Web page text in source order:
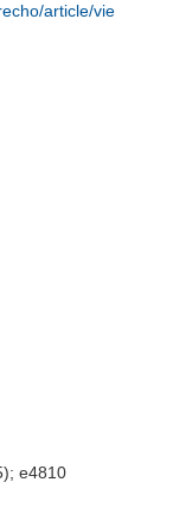
article/vie
e4810